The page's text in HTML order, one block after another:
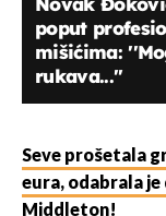
poput
mišićima:
rukava...''
Seve prošetala
eura, odabrala
Middleton!